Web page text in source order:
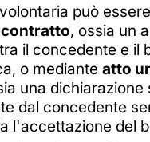
può
contratto, ossia un
il concedente e il
o mediante atto
una
dal concedente
l'accettazione del